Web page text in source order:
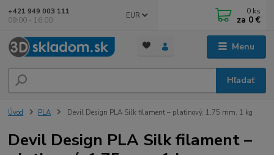
Menu
EUR
Hľadať
+421 949 003 111
09:00 - 16:00
0 ks
za 0 €
Úvod PLA Devil Design PLA Silk filament – platinový, 1,75 mm, 1 kg
Devil Design PLA Silk filament –